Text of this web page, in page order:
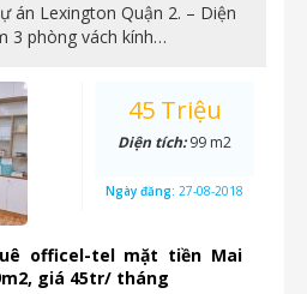
án Lexington Quận 2. – Diện
3 phòng vách kính…
officel-tel mặt tiền Mai
giá 45tr/ tháng
45 Triệu
Diện tích:99 m2
Ngày đăng: 27-08-2018